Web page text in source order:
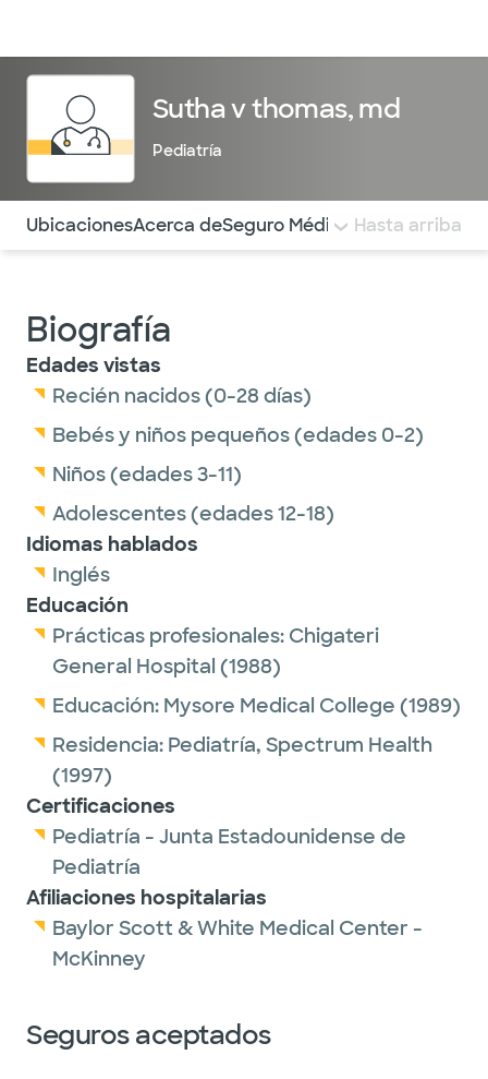
Sutha v thomas, md
Pediatría
Utilice esta navegación para saltar rápidamente a
UbicacionesAcerca deSeguro Médico COMENTARIOS
Hasta arriba
Biografía
Edades vistas
Recién nacidos (0-28 días)
Bebés y niños pequeños (edades 0-2)
Niños (edades 3-11)
Adolescentes (edades 12-18)
Idiomas hablados
Inglés
Educación
Prácticas profesionales: Chigateri
General Hospital (1988)
Educación: Mysore Medical College (1989)
Residencia: Pediatría, Spectrum Health
(1997)
Certificaciones
Pediatría - Junta Estadounidense de
Pediatría
Afiliaciones hospitalarias
Baylor Scott & White Medical Center -
McKinney
Seguros aceptados